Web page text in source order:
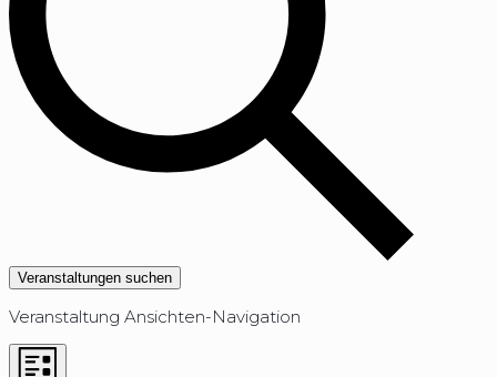
Veranstaltungen suchen
Veranstaltung Ansichten-Navigation